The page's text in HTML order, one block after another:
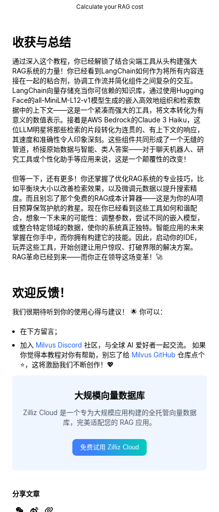
Calculate your RAG cost
收获与总结
通过深入这个教程，你已经解锁了结合尖端工具从头构建强大
RAG系统的力量！你已经看到LangChain如何作为将所有内容连
接在一起的粘合剂，协调工作流并简化组件之间复杂的交互。
LangChain向量存储充当你可信赖的知识库，通过使用Hugging
Face的all-MiniLM-L12-v1模型生成的嵌入高效地组织和检索数
据中的上下文——这是一个紧凑而强大的工具，将文本转化为有
意义的数值表示。接着是AWS Bedrock的Claude 3 Haiku，这
位LLM明星将那些检索的片段转化为连贯的、有上下文的响应，
其速度和准确性令人印象深刻。这些组件共同形成了一个无缝的
管道，桥接原始数据与智能、类人答案——对于聊天机器人、研
究工具或个性化助手等应用来说，这是一个颠覆性的改变！
但等一下，还有更多！你还掌握了优化RAG系统的专业技巧，比
如平衡块大小以改善检索效果，以及微调元数据以提升搜索精
度。而且别忘了那个免费的RAG成本计算器——这是为你的AI项
目预算保驾护航的救星。现在你已经看到这些工具如何和谐配
合，想象一下未来的可能性：调整参数，尝试不同的嵌入模型，
或整合特定领域的数据，使你的系统真正独特。智能应用的未来
掌握在你手中，而你拥有构建它的技能。因此，启动你的IDE，
玩弄这些工具，开始创建让用户惊叹、打破界限的解决方案。
RAG革命已经到来——而你正在领导这场变革！🚀
欢迎反馈！
我们很期待听到你的使用心得与建议！ 🌟 你可以：
在下方留言；
加入 Milvus Discord 社区，与全球 AI 爱好者一起交流。 如果
你觉得本教程对你有帮助，别忘了给 Milvus GitHub 仓库点个
⭐，这将激励我们不断创作！💖
大规模向量数据库
Zilliz Cloud 是一个专为大规模应用构建的全托管向量数据
库，完美适配您的 RAG 应用。
免费试用 Zilliz Cloud
分享文章